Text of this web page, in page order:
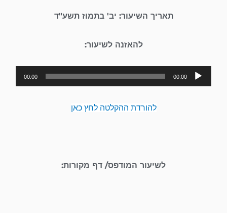
תאריך השיעור: יב' בתמוז תשע"ד
להאזנה לשיעור:
נגן
אודיו
00:00
00:00
להורדת ההקלטה לחץ כאן
לשיעור המודפס/ דף מקורות: